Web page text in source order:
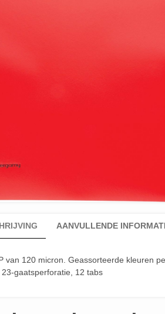
AANVULLENDE
van 120 micron. Geassorteerde kleuren
23-gaatsperforatie, 12 tabs